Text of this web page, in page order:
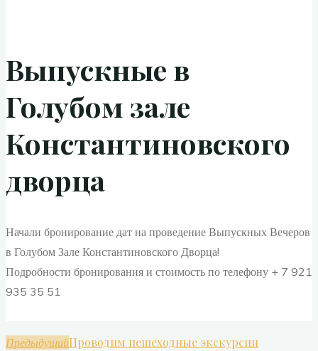
Выпускные в
Голубом зале
Константиновского
дворца
Начали бронирование дат на проведение Выпускных Вечеров
в Голубом Зале Константиновского Дворца!
Подробности бронирования и стоимость по телефону + 7 921
935 35 51
ПредыдущийПроводим пешеходные экскурсии